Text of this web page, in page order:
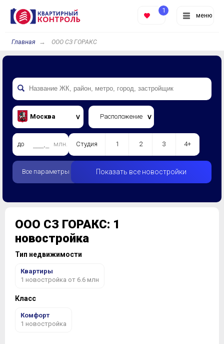
меню
1
Главная ООО СЗ ГОРАКС
Москва Расположение
до млн. Студия 1 2 3 4+
Все параметры Показать все новостройки
ООО СЗ ГОРАКС: 1
новостройка
Тип недвижимости
Квартиры
1 новостройка от 6.6 млн
Класс
Комфорт
1 новостройка